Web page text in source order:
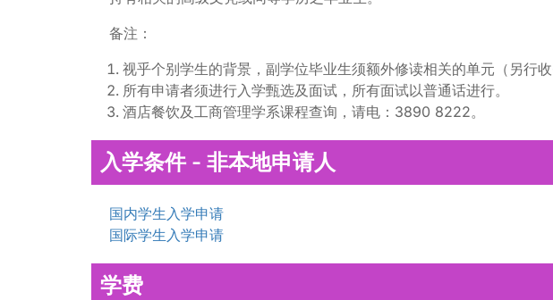
备注：
视乎个别学生的背景，副学位毕业生须额外修读相关的单元（另行收
所有申请者须进行入学甄选及面试，所有面试以普通话进行。
酒店餐饮及工商管理学系课程查询，请电：3890 8222。
入学条件 - 非本地申请人
国内学生入学申请
国际学生入学申请
学费